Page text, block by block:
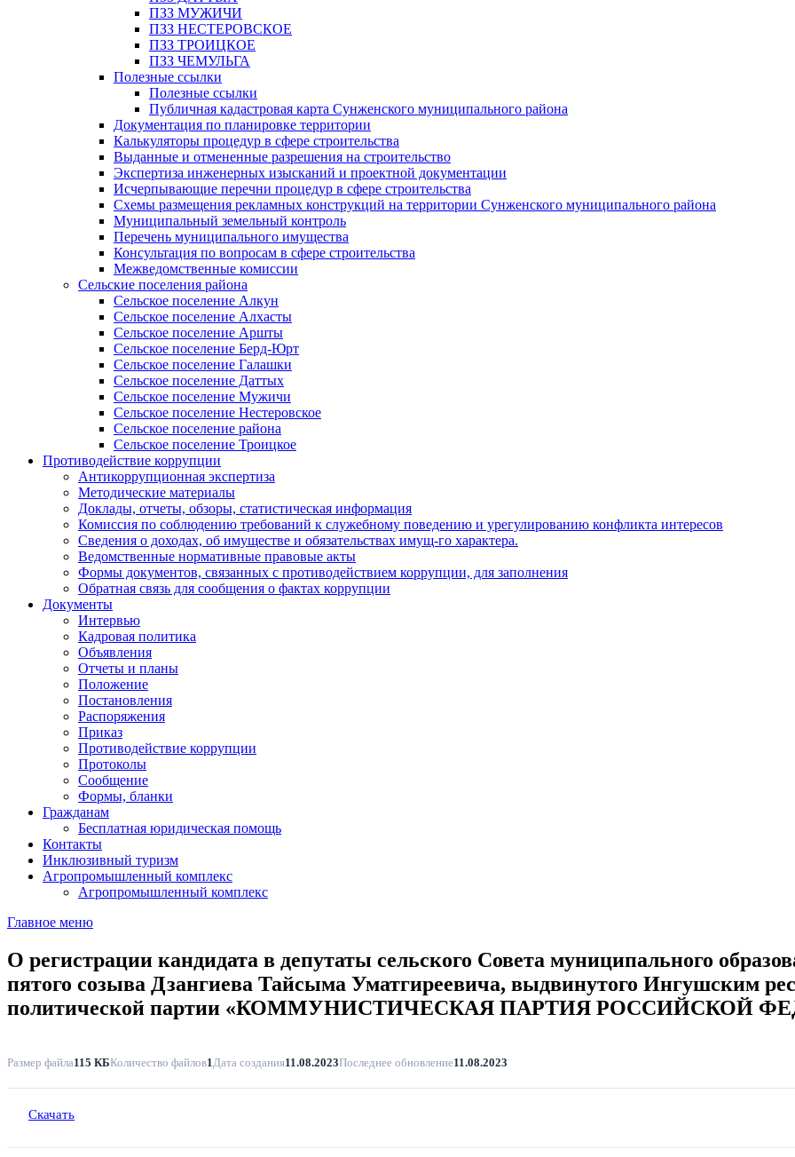
ПЗЗ МУЖИЧИ
ПЗЗ НЕСТЕРОВСКОЕ
ПЗЗ ТРОИЦКОЕ
ПЗЗ ЧЕМУЛЬГА
Полезные ссылки
Полезные ссылки
Публичная кадастровая карта Сунженского муниципального района
Документация по планировке территории
Калькуляторы процедур в сфере строительства
Выданные и отмененные разрешения на строительство
Экспертиза инженерных изысканий и проектной документации
Исчерпывающие перечни процедур в сфере строительства
Схемы размещения рекламных конструкций на территории Сунженского муниципального района
Муниципальный земельный контроль
Перечень муниципального имущества
Консультация по вопросам в сфере строительства
Межведомственные комиссии
Сельские поселения района
Сельское поселение Алкун
Сельское поселение Алхасты
Сельское поселение Аршты
Сельское поселение Берд-Юрт
Сельское поселение Галашки
Сельское поселение Даттых
Сельское поселение Мужичи
Сельское поселение Нестеровское
Сельское поселение района
Сельское поселение Троицкое
Противодействие коррупции
Антикоррупционная экспертиза
Методические материалы
Доклады, отчеты, обзоры, статистическая информация
Комиссия по соблюдению требований к служебному поведению и урегулированию конфликта интересов
Сведения о доходах, об имуществе и обязательствах имущ-го характера.
Ведомственные нормативные правовые акты
Формы документов, связанных с противодействием коррупции, для заполнения
Обратная связь для сообщения о фактах коррупции
Документы
Интервью
Кадровая политика
Объявления
Отчеты и планы
Положение
Постановления
Распоряжения
Приказ
Противодействие коррупции
Протоколы
Сообщение
Формы, бланки
Гражданам
Бесплатная юридическая помощь
Контакты
Инклюзивный туризм
Агропромышленный комплекс
Агропромышленный комплекс
Главное меню
О регистрации кандидата в депутаты сельского Совета муниципального
пятого созыва Дзангиева Тайсыма Уматгиреевича, выдвинутого Ингушским
политической партии «КОММУНИСТИЧЕСКАЯ ПАРТИЯ РОССИЙСКОЙ
Размер файла115 КБКоличество файлов1 Дата создания11.08.2023Последнее обновление11.08.2023
Скачать